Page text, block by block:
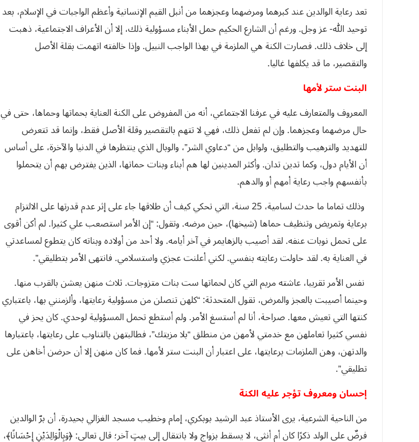
تعد رعاية الوالدين عند كبرهما ومرضهما وعجزهما من أنبل القيم الإنسانية وأعظم الواجبات في الإسلام، بعد
توحيد الله- عز وجل. ورغم أن الشارع الحكيم حمل الأبناء مسؤولية ذلك، إلا أن الأعراف الاجتماعية، ذهبت
إلى خلاف ذلك. فصارت الكنة هي الملزمة في بهذا الواجب النبيل. وإذا خالفته اتهمت بقلة الأصل
والتقصير، ما قد يكلفها غاليا.
البنت ستر لأمها
المعروف والمتعارف عليه في عرفنا الاجتماعي، أنه من المفروض على الكنة العناية بحماتها وحماها، حتى في
حال مرضهما وعجزهما. وإن لم تفعل ذلك، فهي لا تتهم بالتقصير وقلة الأصل فقط، وإنما قد تتعرض
للتهديد والترهيب والتطليق، ولوابل من “دعاوي الشر”، والوبال الذي ينتظرها في الدنيا والآخرة، على أساس
أن الأيام دول، وكما تدين تدان. وأكثر المدينين لها هم أبناء وبنات حماتها، الذين يفترض بهم أن يتحملوا
بأنفسهم واجب رعاية أمهم أو والدهم.
وذلك تماما ما حدث لسامية، 25 سنة، التي تحكي كيف أن طلاقها جاء على إثر عدم قدرتها على الالتزام
برعاية وتمريض وتنظيف حماها (شيخها)، حين مرضه. وتقول: “إن الأمر استصعب علي كثيرا. لم أكن أقوى
على تحمل نوبات عنفه. لقد أصيب بالزهايمر في آخر أيامه. ولا أحد من أولاده وبناته كان يتطوع لمساعدتي
في العناية به. لقد حاولت رعايته بنفسي. لكني أعلنت عجزي واستسلامي. فانتهى الأمر بتطليقي”.
نفس الأمر تقريبا، عاشته مريم التي كان لحماتها ست بنات متزوجات. ثلاث منهن يعشن بالقرب منها.
وحينما أصيبت بالعجز والمرض، تقول المتحدثة: “كلهن تنصلن من مسؤولية رعايتها، وألزمنني بها، باعتباري
كنتها التي تعيش معها. صراحة، أنا لم أستسغ الأمر. ولم أستطع تحمل المسؤولية لوحدي. كان يحز في
نفسي كثيرا تعاملهن مع خدمتي لأمهن من منطلق “بلا مزيتك”، فطالبتهن بالتناوب على رعايتها، باعتبارها
والدتهن، وهن الملزمات برعايتها، على اعتبار أن البنت ستر لأمها. فما كان منهن إلا أن حرضن أخاهن على
تطليقي”.
إحسان ومعروف تؤجر عليه الكنة
من الناحية الشرعية، يرى الأستاذ عبد الرشيد بوبكري، إمام وخطيب مسجد الغزالي بحيدرة، أن برّ الوالدين
فرضٌ على الولد ذكرًا كان أم أنثى، لا يسقط بزواجٍ ولا بانتقال إلى بيتٍ آخر؛ قال تعالى: ﴿وَبِالْوَالِدَيْنِ إِحْسَانًا﴾،